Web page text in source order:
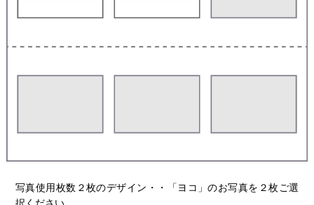
写真使用枚数２枚のデザイン・・「ヨコ」のお写真を２枚ご選